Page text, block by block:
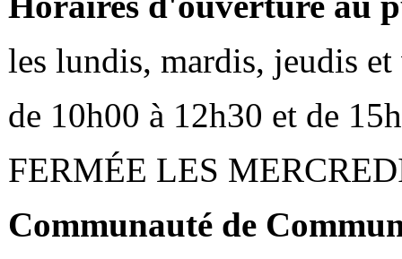
les lundis, mardis, jeudis et
de 10h00 à 12h30 et de
FERMÉE LES
Communauté de